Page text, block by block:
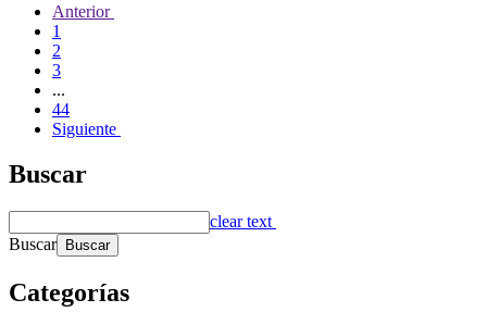
Anterior
1
2
3
...
44
Siguiente
Buscar
clear text
Buscar
Categorías